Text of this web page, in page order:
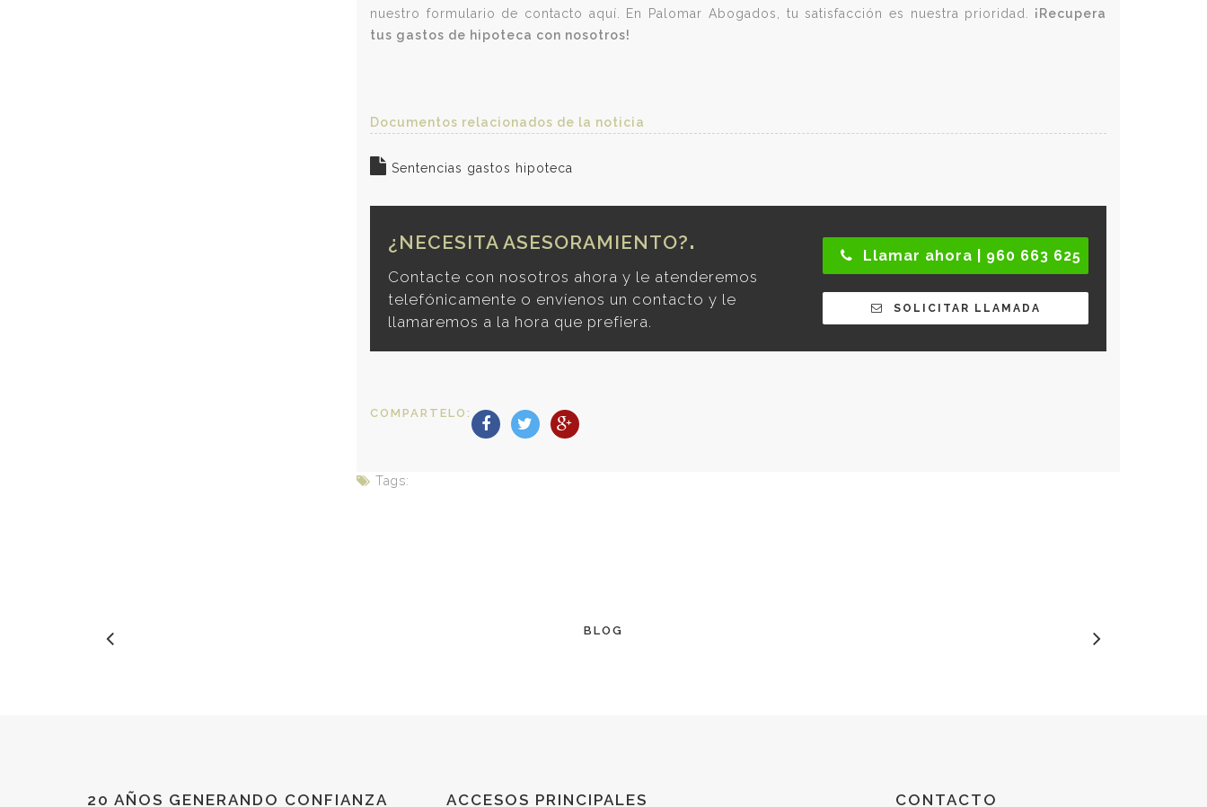
nuestro formulario de contacto aquí. En Palomar Abogados, tu satisfacción es nuestra prioridad.
¡Recupera
tus gastos de hipoteca con nosotros!
Documentos relacionados de la noticia
Sentencias gastos hipoteca
¿NECESITA ASESORAMIENTO?
Contacte con nosotros ahora y le atenderemos
telefónicamente o envíenos un contacto y le
llamaremos a la hora que prefiera.
Llamar ahora | 960 663 625
SOLICITAR LLAMADA
COMPARTELO:
Tags:
BLOG
20 AÑOS GENERANDO CONFIANZA ACCESOS PRINCIPALES CONTACTO